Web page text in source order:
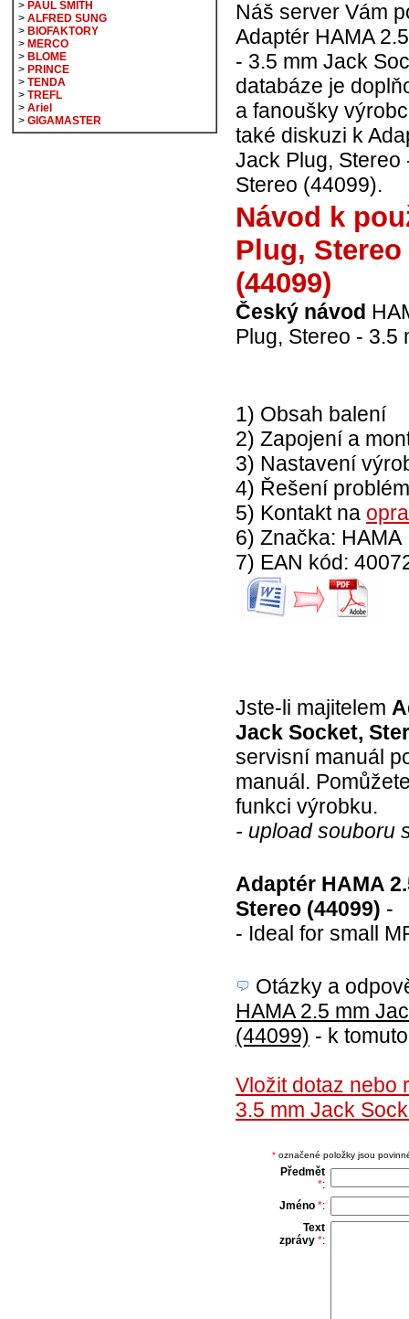
Náš server Vám
Adaptér HAMA
- 3.5 mm Jack
databáze je
a fanoušky
také diskuzi k
Jack Plug, Stereo
Stereo (44099).
Návod k
Plug,
(44099)
Český návod
Plug, Stereo - 3.5
1) Obsah balení
2) Zapojení a
3) Nastavení
4) Řešení
5) Kontakt na
6) Značka: HAMA
7) EAN kód:
Jste-li majitelem
Jack Socket,
servisní manuál
manuál.
funkci výrobku.
- upload souboru
Adaptér HAMA
Stereo (44099) -
- Ideal for small
Otázky a
HAMA 2.5 mm
(44099) - k
Vložit dotaz nebo
3.5 mm Jack
*označené položky jsou
Předmět
*:
Jméno *:
Text
zprávy *:
> PAUL SMITH
> ALFRED SUNG
> BIOFAKTORY
> MERCO
> BLOME
> PRINCE
> TENDA
> TREFL
> Ariel
> GIGAMASTER